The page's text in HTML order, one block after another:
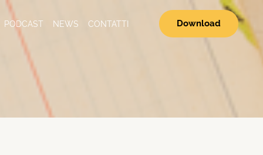
PODCAST NEWS CONTATTI Download